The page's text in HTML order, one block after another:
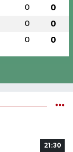
0 0
0 0
0 0
21:30